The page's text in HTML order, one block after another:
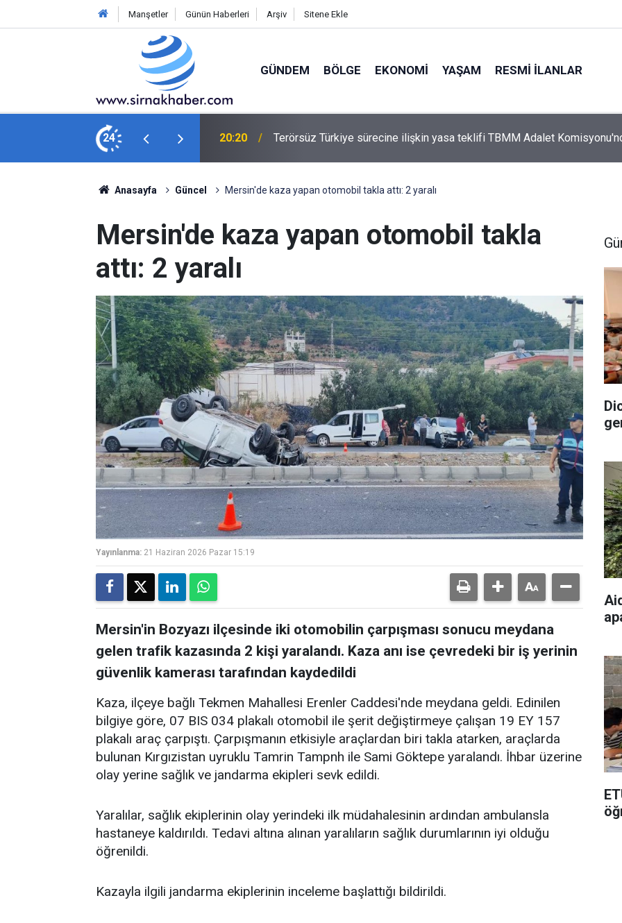
Manşetler Günün Haberleri Arşiv Sitene Ekle
GÜNDEM BÖLGE EKONOMI YAŞAM RESMI İLANLAR
24
teklifi TBMM Adalet Komisyonu'nda 18:59
Şırnak’ta Toz Kabusu! Siirt ve Van Yoluna Bağlantı Sağlayan Çevre
Vatandaşlar İsyan Etti
Anasayfa Güncel Mersin'de kaza yapan otomobil takla attı: 2 yaralı
Mersin'de kaza yapan otomobil takla
attı: 2 yaralı
Yayınlanma: 21 Haziran 2026 Pazar 15:19
Mersin'in Bozyazı ilçesinde iki otomobilin çarpışması sonucu meydana
gelen trafik kazasında 2 kişi yaralandı. Kaza anı ise çevredeki bir iş yerinin
güvenlik kamerası tarafından kaydedildi
Kaza, ilçeye bağlı Tekmen Mahallesi Erenler Caddesi'nde meydana geldi. Edinilen
bilgiye göre, 07 BIS 034 plakalı otomobil ile şerit değiştirmeye çalışan 19 EY 157
plakalı araç çarpıştı. Çarpışmanın etkisiyle araçlardan biri takla atarken, araçlarda
bulunan Kırgızistan uyruklu Tamrin Tampnh ile Sami Göktepe yaralandı. İhbar üzerine
olay yerine sağlık ve jandarma ekipleri sevk edildi.
Yaralılar, sağlık ekiplerinin olay yerindeki ilk müdahalesinin ardından ambulansla
hastaneye kaldırıldı. Tedavi altına alınan yaralıların sağlık durumlarının iyi olduğu
öğrenildi.
Kazayla ilgili jandarma ekiplerinin inceleme başlattığı bildirildi.